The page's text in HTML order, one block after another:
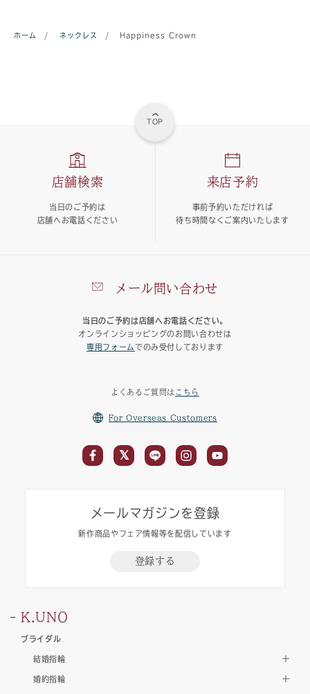
ホーム / ネックレス / Happiness Crown
TOP
メール問い合わせ
当日のご予約は店舗へお電話ください。
オンラインショッピングのお問い合わせは
専用フォーム でのみ受付しております
店舗検索
当日のご予約は
店舗へお電話ください
来店予約
事前予約いただければ
待ち時間なくご案内いたします
よくあるご質問は こちら
For Overseas Customers
メールマガジンを登録
新作商品やフェア情報等を配信しています
登録する
K.UNO
ブライダル
結婚指輪
婚約指輪